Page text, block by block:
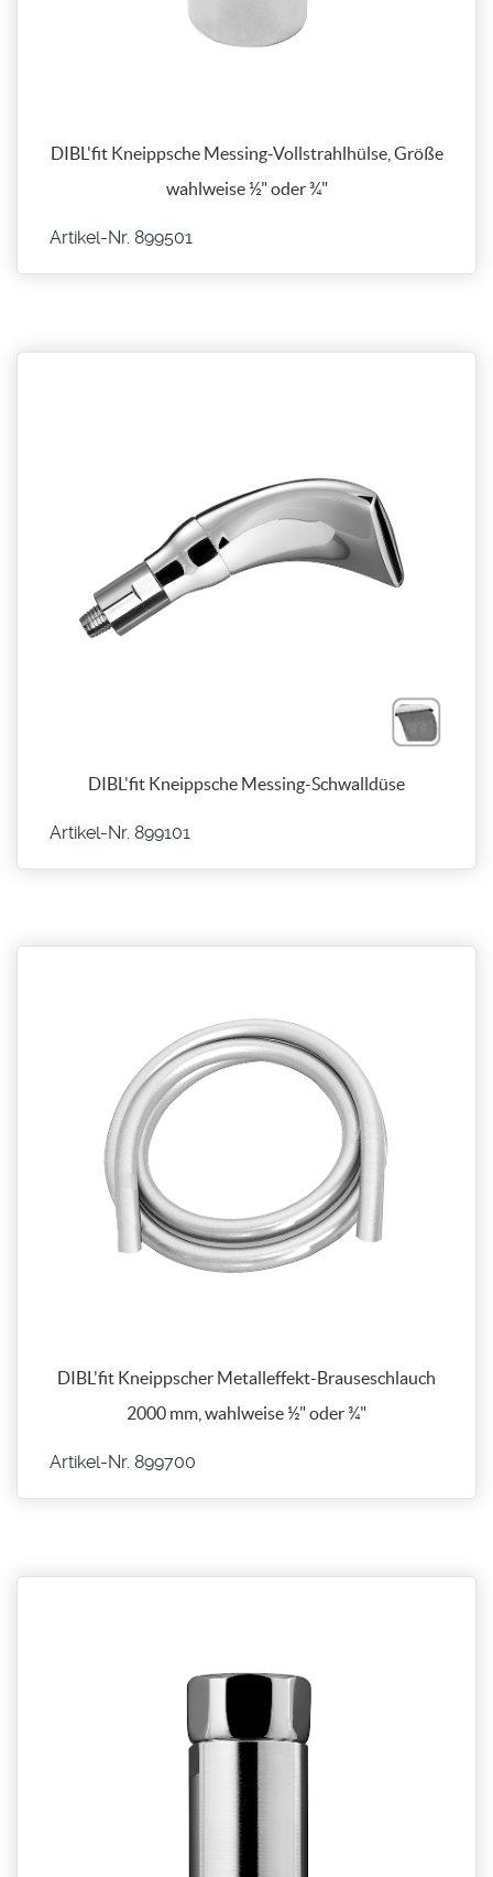
DIBL'fit Kneippsche Messing-Vollstrahlhülse, Größe
wahlweise ½" oder ¾"
Artikel-Nr. 899501
DIBL'fit Kneippsche Messing-Schwalldüse
Artikel-Nr. 899101
DIBL'fit Kneippscher Metalleffekt-Brauseschlauch
2000 mm, wahlweise ½" oder ¾"
Artikel-Nr. 899700